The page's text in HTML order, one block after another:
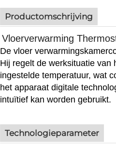
Productomschrijving
Vloerverwarming
De vloer
Hij regelt de werksituatie van
ingestelde temperatuur, wat
het apparaat digitale
intuïtief kan worden gebruikt.
Technologieparameter